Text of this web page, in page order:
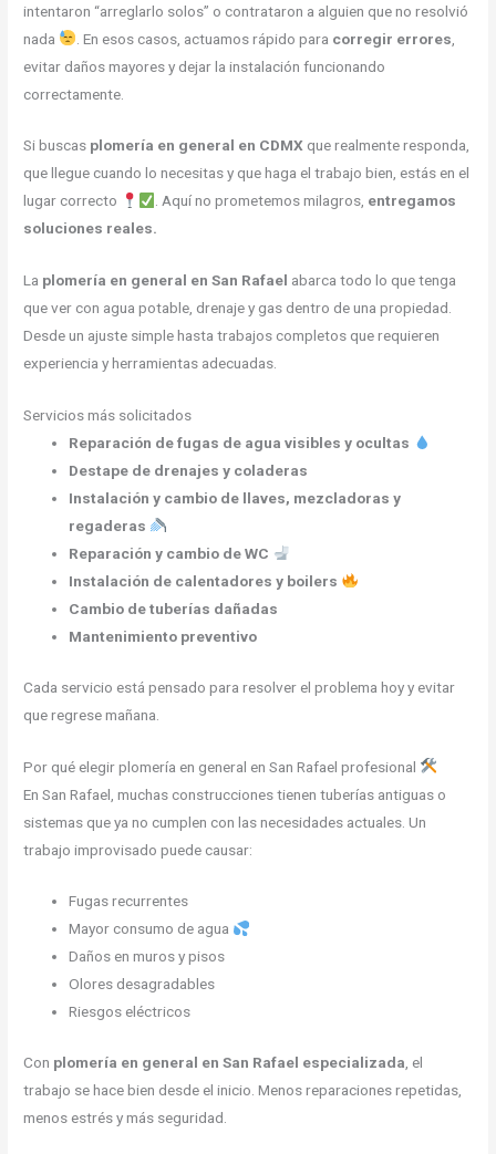
intentaron “arreglarlo solos” o contrataron a alguien que no resolvió
nada
. En esos casos, actuamos rápido para corregir errores
evitar daños mayores y dejar la instalación funcionando
correctamente.
Si buscas plomería en general en CDMX que realmente responda,
que llegue cuando lo necesitas y que haga el trabajo bien, estás en el
lugar correcto
. Aquí no prometemos milagros, entregamos
soluciones reales.
La plomería en general en San Rafael abarca todo lo que tenga
que ver con agua potable, drenaje y gas dentro de una propiedad.
Desde un ajuste simple hasta trabajos completos que requieren
experiencia y herramientas adecuadas.
Servicios más solicitados
Reparación de fugas de agua visibles y ocultas
Destape de drenajes y coladeras
Instalación y cambio de llaves, mezcladoras y
regaderas
Reparación y cambio de WC
Instalación de calentadores y boilers
Cambio de tuberías dañadas
Mantenimiento preventivo
Cada servicio está pensado para resolver el problema hoy y evitar
que regrese mañana.
Por qué elegir plomería en general en San Rafael profesional
En San Rafael, muchas construcciones tienen tuberías antiguas o
sistemas que ya no cumplen con las necesidades actuales. Un
trabajo improvisado puede causar:
Fugas recurrentes
Mayor consumo de agua
Daños en muros y pisos
Olores desagradables
Riesgos eléctricos
Con plomería en general en San Rafael especializada , el
trabajo se hace bien desde el inicio. Menos reparaciones repetidas,
menos estrés y más seguridad.